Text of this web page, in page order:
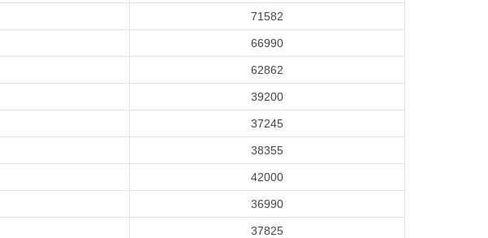
71582
66990
62862
39200
37245
38355
42000
36990
37825